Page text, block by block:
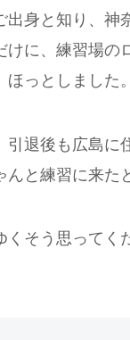
出身と知り、神
けに、練習場の
っとしました。
引退後も広島に
んと練習に来た
くそう思ってく